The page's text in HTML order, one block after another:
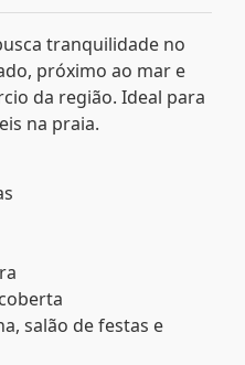
tranquilidade no
próximo ao mar e
da região. Ideal para
na praia.
salão de festas e